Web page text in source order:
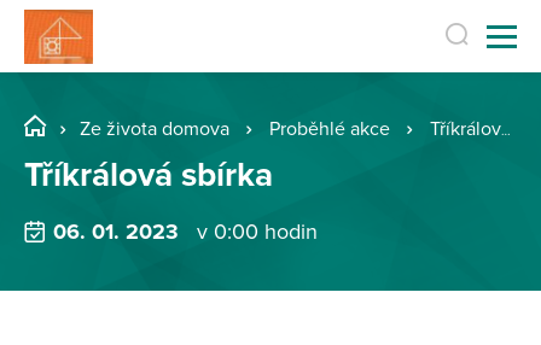
Ze života domova Proběhlé akce Tříkrálová sbírka
Tříkrálová sbírka
06. 01. 2023 v 0:00 hodin